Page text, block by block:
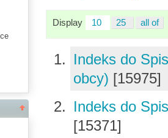
Display 10 25 all of
Indeks do
obcy) [15975]
Indeks do
[15371]